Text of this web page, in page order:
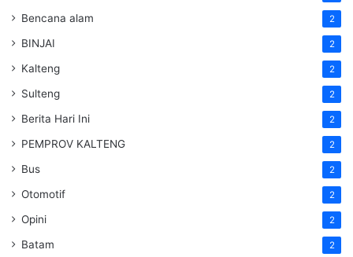
Bencana alam 2
BINJAI 2
Kalteng 2
Sulteng 2
Berita Hari Ini 2
PEMPROV KALTENG 2
Bus 2
Otomotif 2
Opini 2
Batam 2